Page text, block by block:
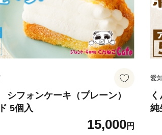
昔、白鷹町では集落ごと
があったほど、蕎麦となじ
そして、現在も隠れた蕎麦
の蕎麦好きが訪れます。
フォンケーキ（プレーン）
5個入
15,000円
愛
純